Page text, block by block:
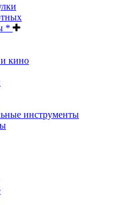
*
и кино
инструменты